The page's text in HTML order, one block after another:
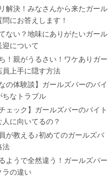
解決！みなさんから来たガール
にお答えします！
ない？地味にありがたいガール
迎について
！親がうるさい！ワケありガー
員上手に隠す方法
なの体験談】ガールズバーのバイ
ちなトラブル
チェック】ガールズバーのバイト
人に向いてるの？
が教える♪初めてのガールズバ
法
ようで全然違う！ガールズバー
ラの違い